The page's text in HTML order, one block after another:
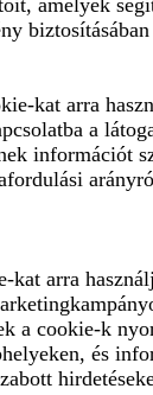
amelyek
kat arra
a
információt
kat arra
a cookie-k
és